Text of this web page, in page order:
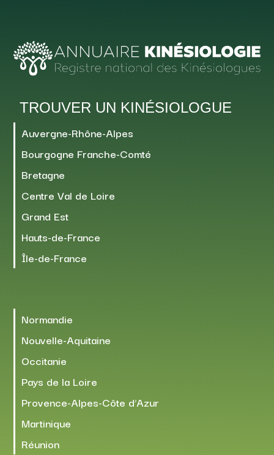
TROUVER UN KINÉSIOLOGUE
Auvergne-Rhône-Alpes
Bourgogne Franche-Comté
Bretagne
Centre Val de Loire
Grand Est
Hauts-de-France
Île-de-France
Normandie
Nouvelle-Aquitaine
Occitanie
Pays de la Loire
Provence-Alpes-Côte d’Azur
Martinique
Réunion